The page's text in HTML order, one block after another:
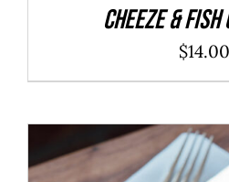
Cheeze &
$14.00